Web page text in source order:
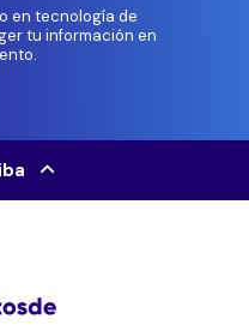
en tecnología de
tu información en